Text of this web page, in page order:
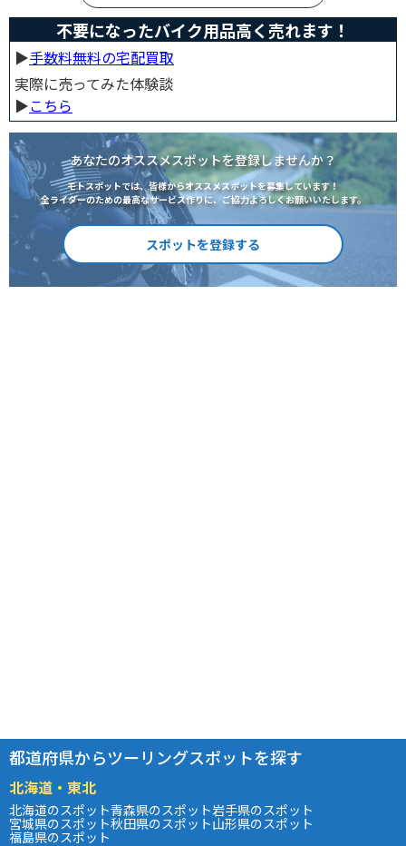
不要になったバイク用品高く売れます！
▶︎手数料無料の宅配買取
実際に売ってみた体験談
▶︎こちら
あなたのオススメスポットを登録しませんか？
モトスポットでは、皆様からオススメスポットを募集しています！
全ライダーのための最高なサービス作りに、ご協力よろしくお願いいたします。
スポットを登録する
都道府県からツーリングスポットを探す
北海道・東北
北海道のスポット青森県のスポット岩手県のスポット
宮城県のスポット秋田県のスポット山形県のスポット
福島県のスポット